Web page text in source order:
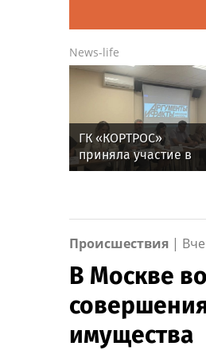
News-life
ГК «КОРТРОС»
приняла участие в
пресс‑конференции
в Челябинске
Происшествия |
В Москве
имущества